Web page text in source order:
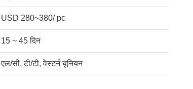
USD 280~380/ pc
15 ~ 45 दिन
एल/सी, टी/टी, वेस्टर्न यूनियन